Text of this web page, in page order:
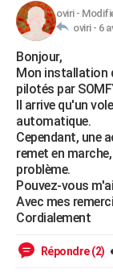
Retraite
Impôts
Epargne
Immobilier
Risques naturels
Banque
Assurance
Crédit
AUTO
Essais
Réserver un essai
Citadines
Berlines
SUV
Forum auto
HIGH-TECH
Mobiles
Meilleur smartphone
Internet
Ordinateurs
Jeux vidéo
Guide high-tech
BRICOLAGE
Forum
Aménagement
Extérieur
Cuisine
Salle de bains
Jardinage
Rangement
WEEK-END
Guides de France
Escapades
Patrimoine
Expositions
Musées
Week-end nature
+LIFESTYLE
Art de vivre
Bien-être
Loisirs
Mode
Modes de vie
SANTE
Alimentation
Guide de la santé
Maladies
Médicaments
Sommeil
VOYAGE
PHOTO
oviri-
oviri - 6
Bonjour,
Mon installation
pilotés par
Il arrive qu'un
automatique.
Cependant, une
remet en
problème.
Pouvez-vous
Avec mes
Cordialement
Répondre (2)